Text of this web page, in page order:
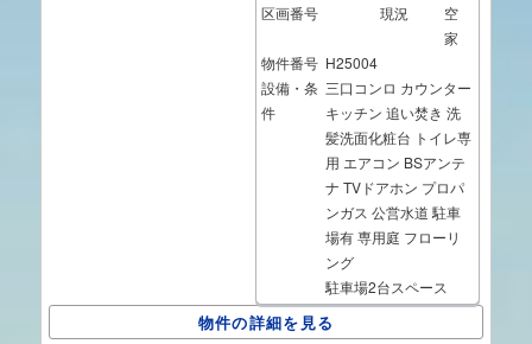
区画番号
現況
空
家
物件番号 H25004
設備・条
件
三口コンロ カウンター
キッチン 追い焚き 洗
髪洗面化粧台 トイレ専
用 エアコン BSアンテ
ナ TVドアホン プロパ
ンガス 公営水道 駐車
場有専用庭 フローリ
ング
駐車場2台スペース
物件の詳細を見る